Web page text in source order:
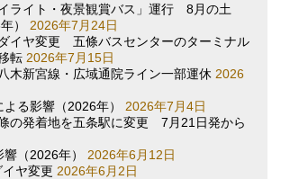
ライト・夜景観賞バス」運行 8月の土
）
2026年7月24日
イヤ変更 五條バスセンターのターミナル
転 2026年7月15日
木新宮線・広域通院ライン一部運休 2026
る影響（2026年）
2026年7月4日
條の発着地を五条駅に変更 7月21日発から
（2026年）
2026年6月12日
ヤ変更 2026年6月2日